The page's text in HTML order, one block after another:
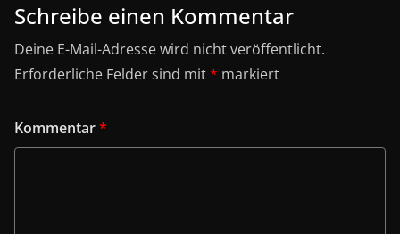
Schreibe einen Kommentar
Deine E-Mail-Adresse wird nicht veröffentlicht.
Erforderliche Felder sind mit* markiert
Kommentar*